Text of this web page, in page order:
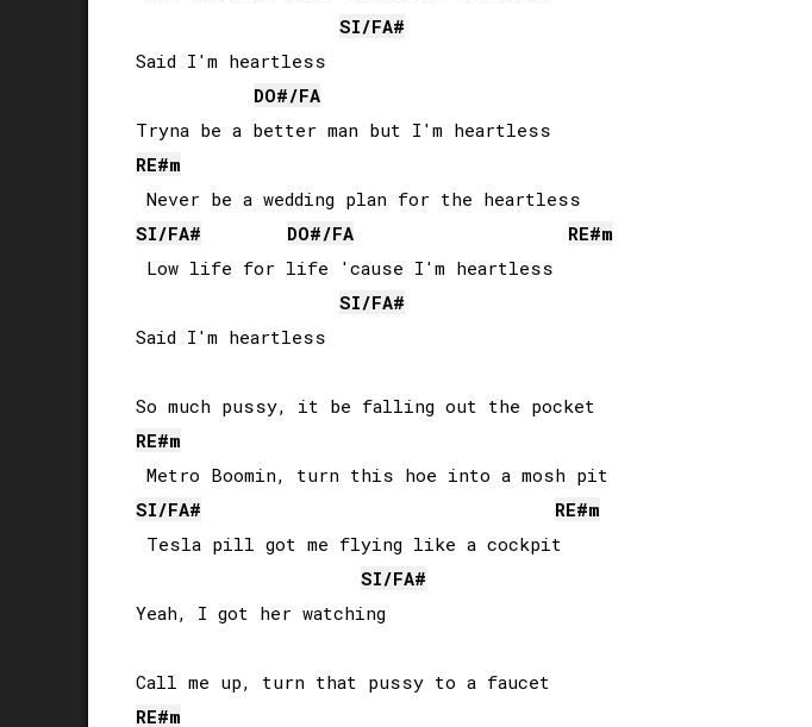
SI/FA#
Said I'm heartless
DO#/FA
RE#m
SI/FA# DO#/FA RE#m
Low life for life 'cause I'm heartless
SI/FA#
Said I'm heartless
RE#m
SI/FA# RE#m
Tesla pill got me flying like a cockpit
SI/FA#
Yeah, I got her watching
RE#m